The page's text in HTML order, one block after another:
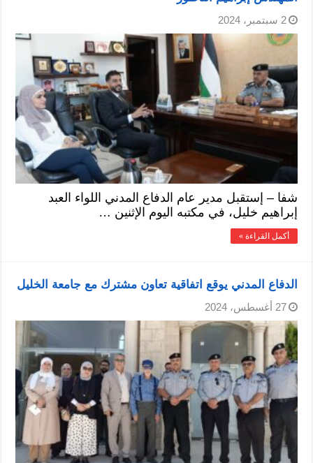
2 سبتمبر، 2024
شفا – إستقبل مدير عام الدفاع المدني اللواء العبد
إبراهيم خليل، في مكتبه اليوم الإثنين …
أكمل القراءة »
الدفاع المدني يوقع اتفاقية تعاون مشترك مع جامعة الخليل
27 أغسطس، 2024